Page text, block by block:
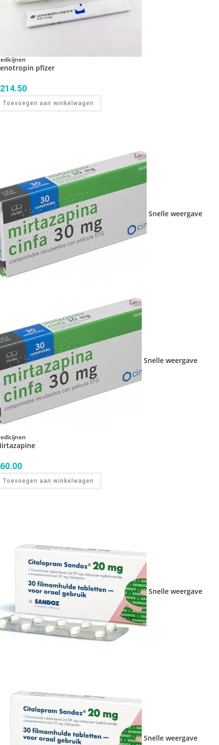
pfizer
214.50
Toevoegen aan winkelwagen
Snelle weergave
Snelle weergave
60.00
Toevoegen aan winkelwagen
Snelle weergave
Snelle weergave